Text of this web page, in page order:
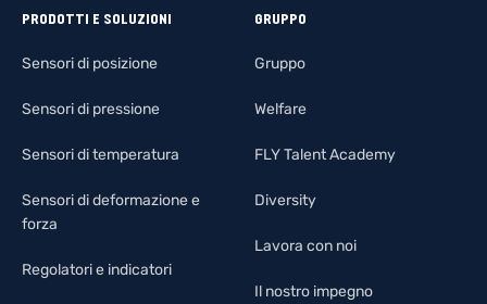
PRODOTTI E SOLUZIONI
Sensori di posizione
Sensori di pressione
Sensori di temperatura
Sensori di deformazione e
forza
Regolatori e indicatori
GRUPPO
Gruppo
Welfare
FLY Talent Academy
Diversity
Lavora con noi
Il nostro impegno